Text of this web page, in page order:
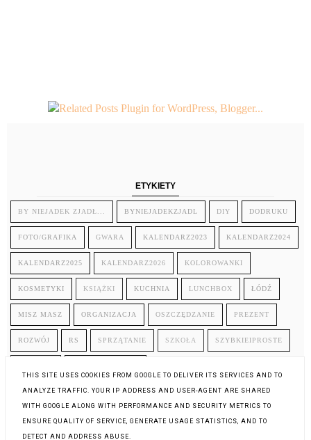
ETYKIETY
BY NIEJADEK ZJADŁ... BYNIEJADEKZJADL DIY DODRUKU
FOTO/GRAFIKA GWARA KALENDARZ2023 KALENDARZ2024
KALENDARZ2025 KALENDARZ2026 KOLOROWANKI
KOSMETYKI KSIĄŻKI KUCHNIA LUNCHBOX ŁÓDŹ
MISZ MASZ ORGANIZACJA OSZCZĘDZANIE PREZENT
ROZWÓJ RS SPRZĄTANIE SZKOŁA SZYBKIEIPROSTE
COPYRIGHT ©
THIS SITE USES COOKIES FROM GOOGLE TO DELIVER ITS SERVICES AND TO
ANALYZE TRAFFIC. YOUR IP ADDRESS AND USER-AGENT ARE SHARED
WITH GOOGLE ALONG WITH PERFORMANCE AND SECURITY METRICS TO
ENSURE QUALITY OF SERVICE, GENERATE USAGE STATISTICS, AND TO
DETECT AND ADDRESS ABUSE.